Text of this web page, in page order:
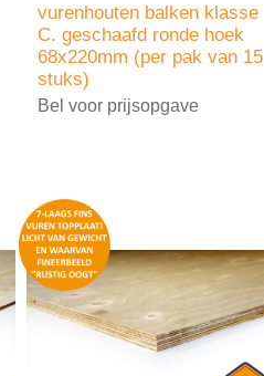
vurenhouten balken klasse
C. geschaafd ronde hoek
68x220mm (per pak van 15
stuks)
Bel voor prijsopgave